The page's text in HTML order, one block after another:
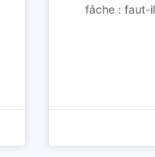
fâche : faut-